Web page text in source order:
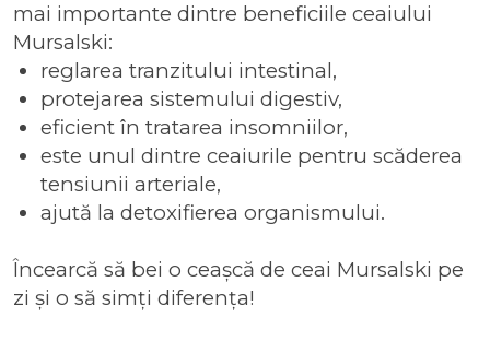
mai importante dintre beneficiile ceaiului
Mursalski:
reglarea tranzitului intestinal,
protejarea sistemului digestiv,
eficient în tratarea insomniilor,
este unul dintre ceaiurile pentru scăderea
tensiunii arteriale,
ajută la detoxifierea organismului.
Încearcă să bei o ceașcă de ceai Mursalski pe
zi și o să simți diferența!